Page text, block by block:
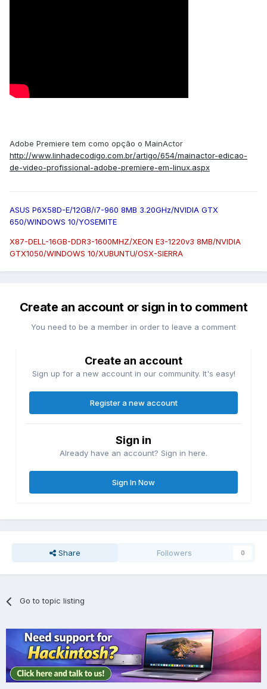
Adobe Premiere tem como opção o MainActor
http://www.linhadecodigo.com.br/artigo/654/mainactor-edicao-
de-video-profissional-adobe-premiere-em-linux.aspx
ASUS P6X58D-E/12GB/i7-960 8MB 3.20GHz/NVIDIA GTX
650/WINDOWS 10/YOSEMITE
X87-DELL-16GB-DDR3-1600MHZ/XEON E3-1220v3 8MB/NVIDIA
GTX1050/WINDOWS 10/XUBUNTU/OSX-SIERRA
Create an account or sign in to comment
You need to be a member in order to leave a comment
Create an account
Sign up for a new account in our community. It's easy!
Register a new account
Sign in
Already have an account? Sign in here.
Sign In Now
Share Followers 0
Go to topic listing